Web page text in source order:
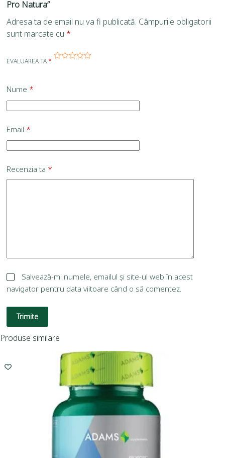
Pro Natura”
Adresa ta de email nu va fi publicată. Câmpurile obligatorii
sunt marcate cu *
EVALUAREA TA*
Nume *
Email *
Recenzia ta *
Salvează-mi numele, emailul și site-ul web în acest
navigator pentru data viitoare când o să comentez.
Trimite
Produse similare